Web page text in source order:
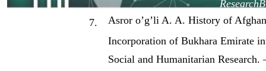
7.
Asror o’g’li A. A. History of
Incorporation of Bukhara Emirate
Social and Humanitarian